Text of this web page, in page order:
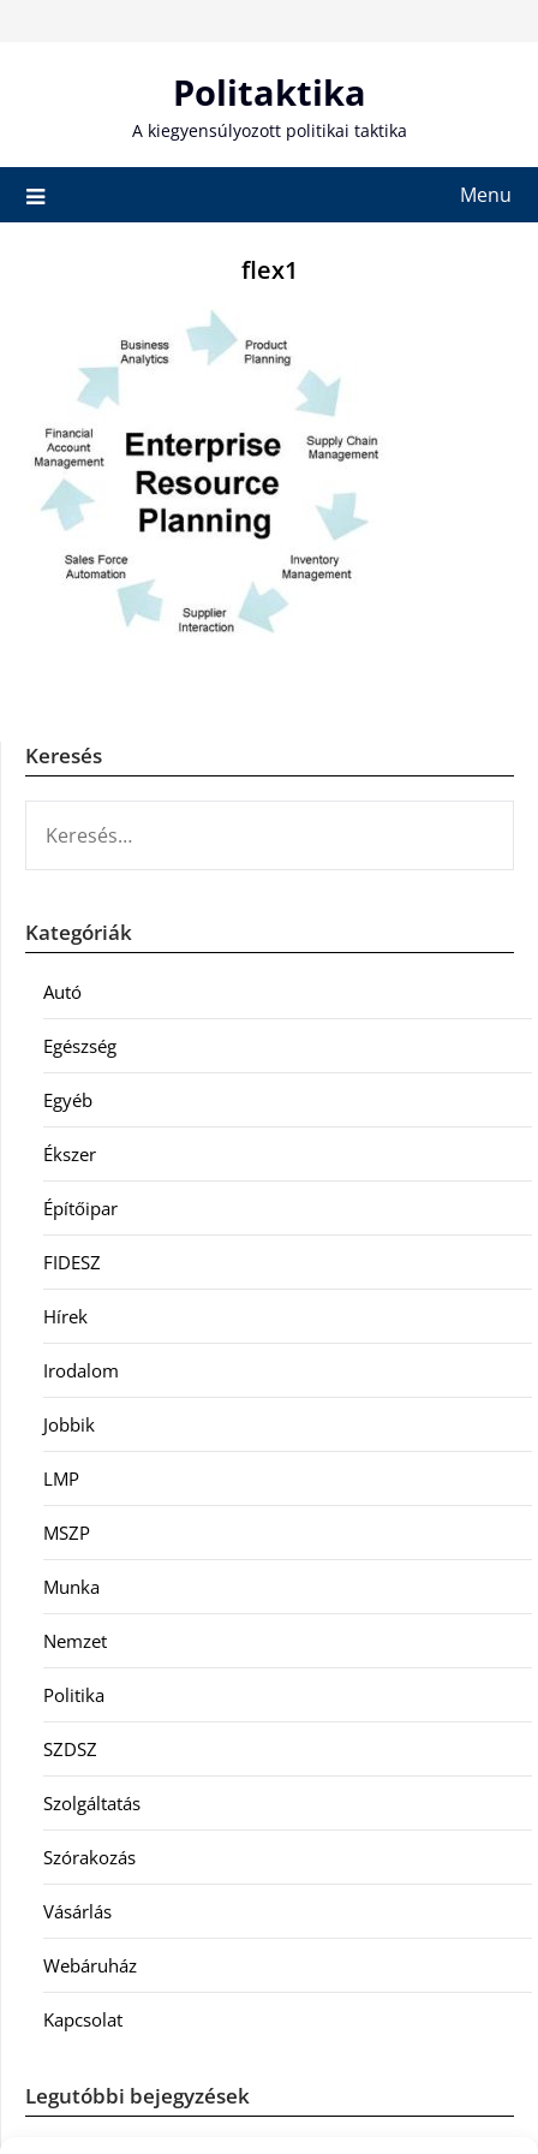
Politaktika
A kiegyensúlyozott politikai taktika
Menu
flex1
Keresés
Kategóriák
Autó
Egészség
Egyéb
Ékszer
Építőipar
FIDESZ
Hírek
Irodalom
Jobbik
LMP
MSZP
Munka
Nemzet
Politika
SZDSZ
Szolgáltatás
Szórakozás
Vásárlás
Webáruház
Kapcsolat
Legutóbbi bejegyzések